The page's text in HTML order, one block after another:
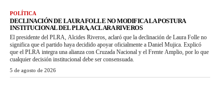
POLÍTICA
DECLINACIÓN DE LAURA FOLLE NO MODIFICA LA POSTURA
INSTITUCIONAL DEL PLRA, ACLARA RIVEROS
El presidente del PLRA, Alcides Riveros, aclaró que la declinación de Laura Folle no
significa que el partido haya decidido apoyar oficialmente a Daniel Mujica. Explicó
que el PLRA integra una alianza con Cruzada Nacional y el Frente Amplio, por lo que
cualquier decisión institucional debe ser consensuada.
5 de agosto de 2026